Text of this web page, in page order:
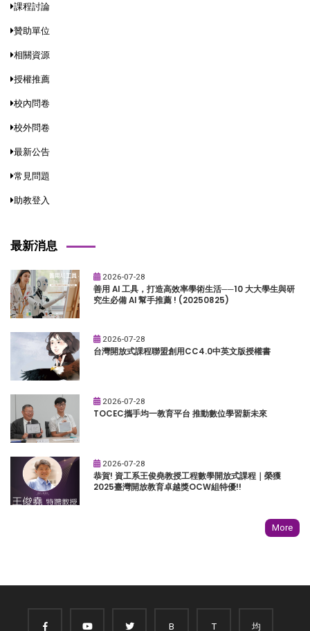
課程討論
贊助單位
相關資源
授權推薦
校內問卷
校外問卷
最新公告
常見問題
助教登入
最新消息
2026-07-28
善用 AI 工具，打造高效率學術生活──10 大大學生與研
究生必備 AI 幫手推薦 ! (20250825)
2026-07-28
台灣開放式課程聯盟創用CC4.0中英文版授權書
2026-07-28
TOCEC攜手均一教育平台 推動數位學習新未來
2026-07-28
恭賀! 資工系王俊堯教授工程數學開放式課程｜榮獲
2025臺灣開放教育卓越獎OCW組特優!!
More
B T 均